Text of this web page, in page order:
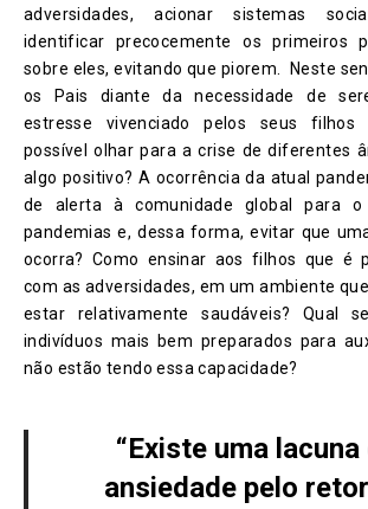
adversidades, acionar sistemas
identificar precocemente os primeiros
sobre eles, evitando que piorem. Neste
os Pais diante da necessidade de
estresse vivenciado pelos seus filhos
possível olhar para a crise de diferentes
algo positivo? A ocorrência da atual
de alerta à comunidade global para
pandemias e, dessa forma, evitar que
ocorra? Como ensinar aos filhos que é
com as adversidades, em um ambiente
estar relativamente saudáveis? Qual
indivíduos mais bem preparados para
não estão tendo essa capacidade?
“Existe uma lacuna
ansiedade pelo